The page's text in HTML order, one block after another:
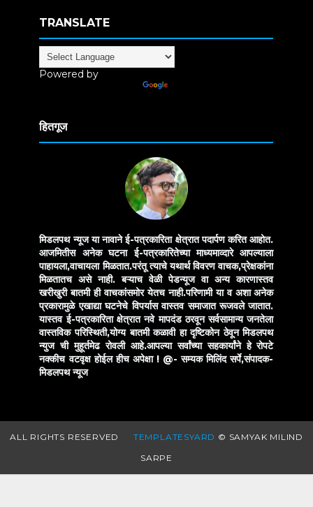
TRANSLATE
Powered by
हितगूज
मिडलपथ न्यूज या नावाने ई-पत्रकारिता क्षेत्रात पदार्पण करित आहोत.
आजमितीस अनेक घटना ई-पत्रकारितेच्या माध्यमाव्दारे आपल्याला
पाहायला,वाचायला मिळतात.परंतू त्याचे यथार्थ विवरण वाचक,प्रेक्षकांना
मिळतातच असे नाही. बऱ्याच वेळी पेडन्यूज वा अन्य कारणास्तव
खरीखुरी बातमी ही वाचकांसमोर येतच नाही.परिणामी या व अशा अनेक
प्रकारामुळे एखाद्या घटनेचे विपर्यास वास्तव समाजात रूजवले जातात.
यास्तव ई-पत्रकारिता क्षेत्रात नवे मापदंड ठरवून सर्वसामान्य जनतेला
वास्तविक परिस्थिती,योग्य बातमी कळावी हा दृष्टिकोन ठेवून मिडलपथ
न्युज ची मुहूर्तमेढ रोवली आहे.आपल्या सर्वांच्या सहकार्यांने हे रोपटे
नक्कीच वटवृक्ष होईल हीच अपेक्षा ! @- सम्यक मिलिंद सर्पे,संपादक-
मिडलपथ न्यूज
ALL RIGHTS RESERVED TEMPLATESYARD © SAMYAK MILIND
SARPE